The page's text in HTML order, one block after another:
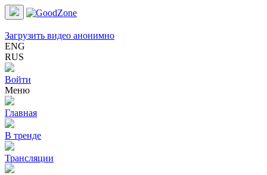
Загрузить видео анонимно
ENG
RUS
Войти
Меню
Главная
В тренде
Трансляции